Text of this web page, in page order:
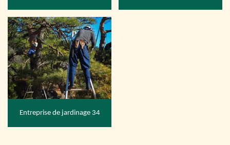
Entreprise de jardinage 34